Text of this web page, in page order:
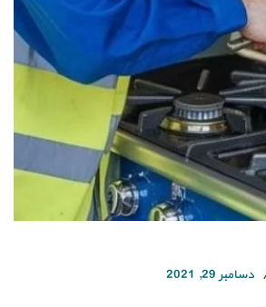
دسامبر 29, 2021